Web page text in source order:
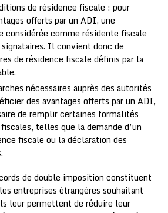
de résidence fiscale : pour
offerts par un ADI, une
considérée comme résidente fiscale
signataires. Il convient donc de
de résidence fiscale définis par la
nécessaires auprès des autorités
des avantages offerts par un ADI,
de remplir certaines formalités
telles que la demande d’un
fiscale ou la déclaration des
de double imposition constituent
entreprises étrangères souhaitant
leur permettent de réduire leur